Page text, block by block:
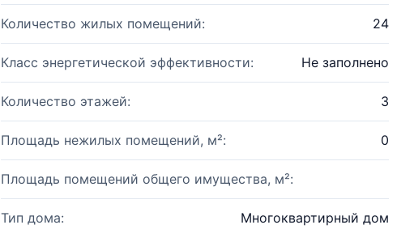
Количество жилых помещений: 24
Класс энергетической эффективности: Не заполнено
Количество этажей: 3
Площадь нежилых помещений, м²: 0
Площадь помещений общего имущества, м²:
Тип дома: Многоквартирный дом